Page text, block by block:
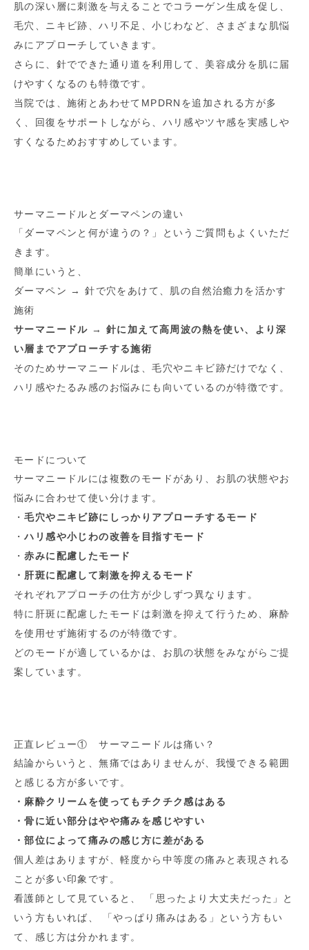
肌の深い層に刺激を与えることでコラーゲン生成を促し、
毛穴、ニキビ跡、ハリ不足、小じわなど、さまざまな肌悩
みにアプローチしていきます。
さらに、針でできた通り道を利用して、美容成分を肌に届
けやすくなるのも特徴です。
当院では、施術とあわせてMPDRNを追加される方が多
く、回復をサポートしながら、ハリ感やツヤ感を実感しや
すくなるためおすすめしています。
サーマニードルとダーマペンの違い
「ダーマペンと何が違うの？」というご質問もよくいただ
きます。
簡単にいうと、
ダーマペン → 針で穴をあけて、肌の自然治癒力を活かす
施術
サーマニードル → 針に加えて高周波の熱を使い、より深
い層までアプローチする施術
そのためサーマニードルは、毛穴やニキビ跡だけでなく、
ハリ感やたるみ感のお悩みにも向いているのが特徴です。
モードについて
サーマニードルには複数のモードがあり、お肌の状態やお
悩みに合わせて使い分けます。
・毛穴やニキビ跡にしっかりアプローチするモード
・ハリ感や小じわの改善を目指すモード
・赤みに配慮したモード
・肝斑に配慮して刺激を抑えるモード
それぞれアプローチの仕方が少しずつ異なります。
特に肝斑に配慮したモードは刺激を抑えて行うため、麻酔
を使用せず施術するのが特徴です。
どのモードが適しているかは、お肌の状態をみながらご提
案しています。
正直レビュー① サーマニードルは痛い？
結論からいうと、無痛ではありませんが、我慢できる範囲
と感じる方が多いです。
・麻酔クリームを使ってもチクチク感はある
・骨に近い部分はやや痛みを感じやすい
・部位によって痛みの感じ方に差がある
個人差はありますが、軽度から中等度の痛みと表現される
ことが多い印象です。
看護師として見ていると、 「思ったより大丈夫だった」と
いう方もいれば、 「やっぱり痛みはある」という方もい
て、感じ方は分かれます。